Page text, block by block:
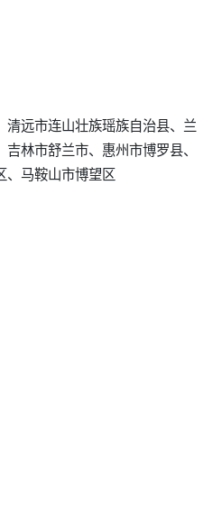
远市连山壮族瑶族自治县、兰
林市舒兰市、惠州市博罗县、
、马鞍山市博望区